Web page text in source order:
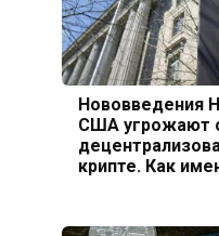
Нововведения
США угрожают
крипте. Как